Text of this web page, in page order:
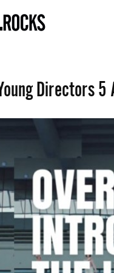
Directors